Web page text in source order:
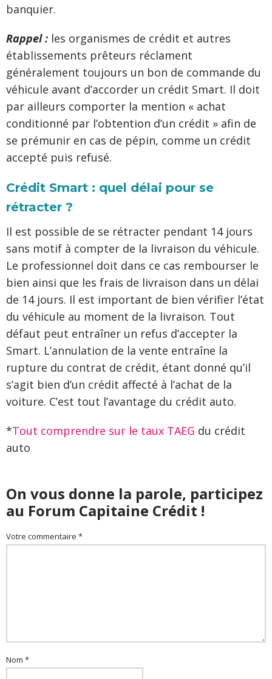
banquier.
Rappel : les organismes de crédit et autres
établissements prêteurs réclament
généralement toujours un bon de commande du
véhicule avant d’accorder un crédit Smart. Il doit
par ailleurs comporter la mention « achat
conditionné par l’obtention d’un crédit » afin de
se prémunir en cas de pépin, comme un crédit
accepté puis refusé.
Crédit Smart : quel délai pour se
rétracter ?
Il est possible de se rétracter pendant 14 jours
sans motif à compter de la livraison du véhicule.
Le professionnel doit dans ce cas rembourser le
bien ainsi que les frais de livraison dans un délai
de 14 jours. Il est important de bien vérifier l’état
du véhicule au moment de la livraison. Tout
défaut peut entraîner un refus d’accepter la
Smart. L’annulation de la vente entraîne la
rupture du contrat de crédit, étant donné qu’il
s’agit bien d’un crédit affecté à l’achat de la
voiture. C’est tout l’avantage du crédit auto.
*Tout comprendre sur le taux TAEG du crédit
auto
On vous donne la parole, participez
au Forum Capitaine Crédit !
Votre commentaire *
Nom *